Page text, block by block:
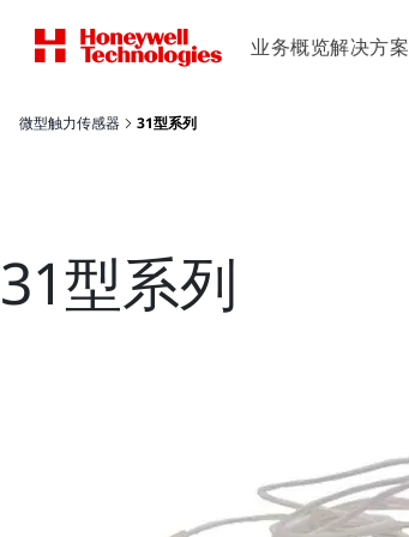
业务概览解决方案
微型触力传感器 31型系列
31型系列